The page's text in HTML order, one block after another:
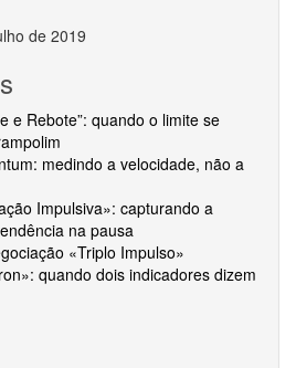
de 2019
e Rebote”: quando o limite se
medindo a velocidade, não a
Impulsiva»: capturando a
na pausa
«Triplo Impulso»
quando dois indicadores dizem